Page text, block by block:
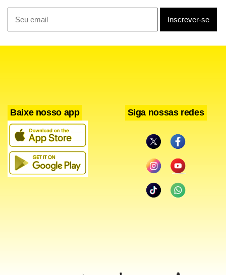
“É o resultado esperado para um primeiro trimestre a cada
ano. Sempre no primeiro trimestre há um aumento. Isso
Estadão Conteúdo
Baixe nosso app Siga nossas redes